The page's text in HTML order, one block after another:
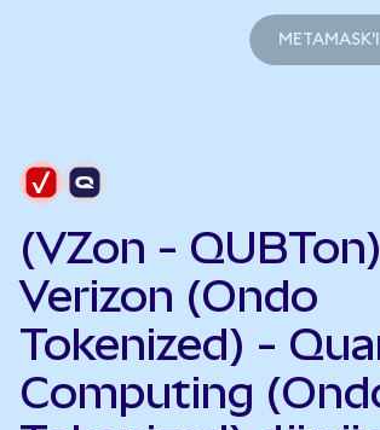
(VZon - QUBTon)
Verizon (Ondo
Tokenized) -
Computing